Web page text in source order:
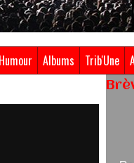
Humour Albums Trib'Une
05/08/